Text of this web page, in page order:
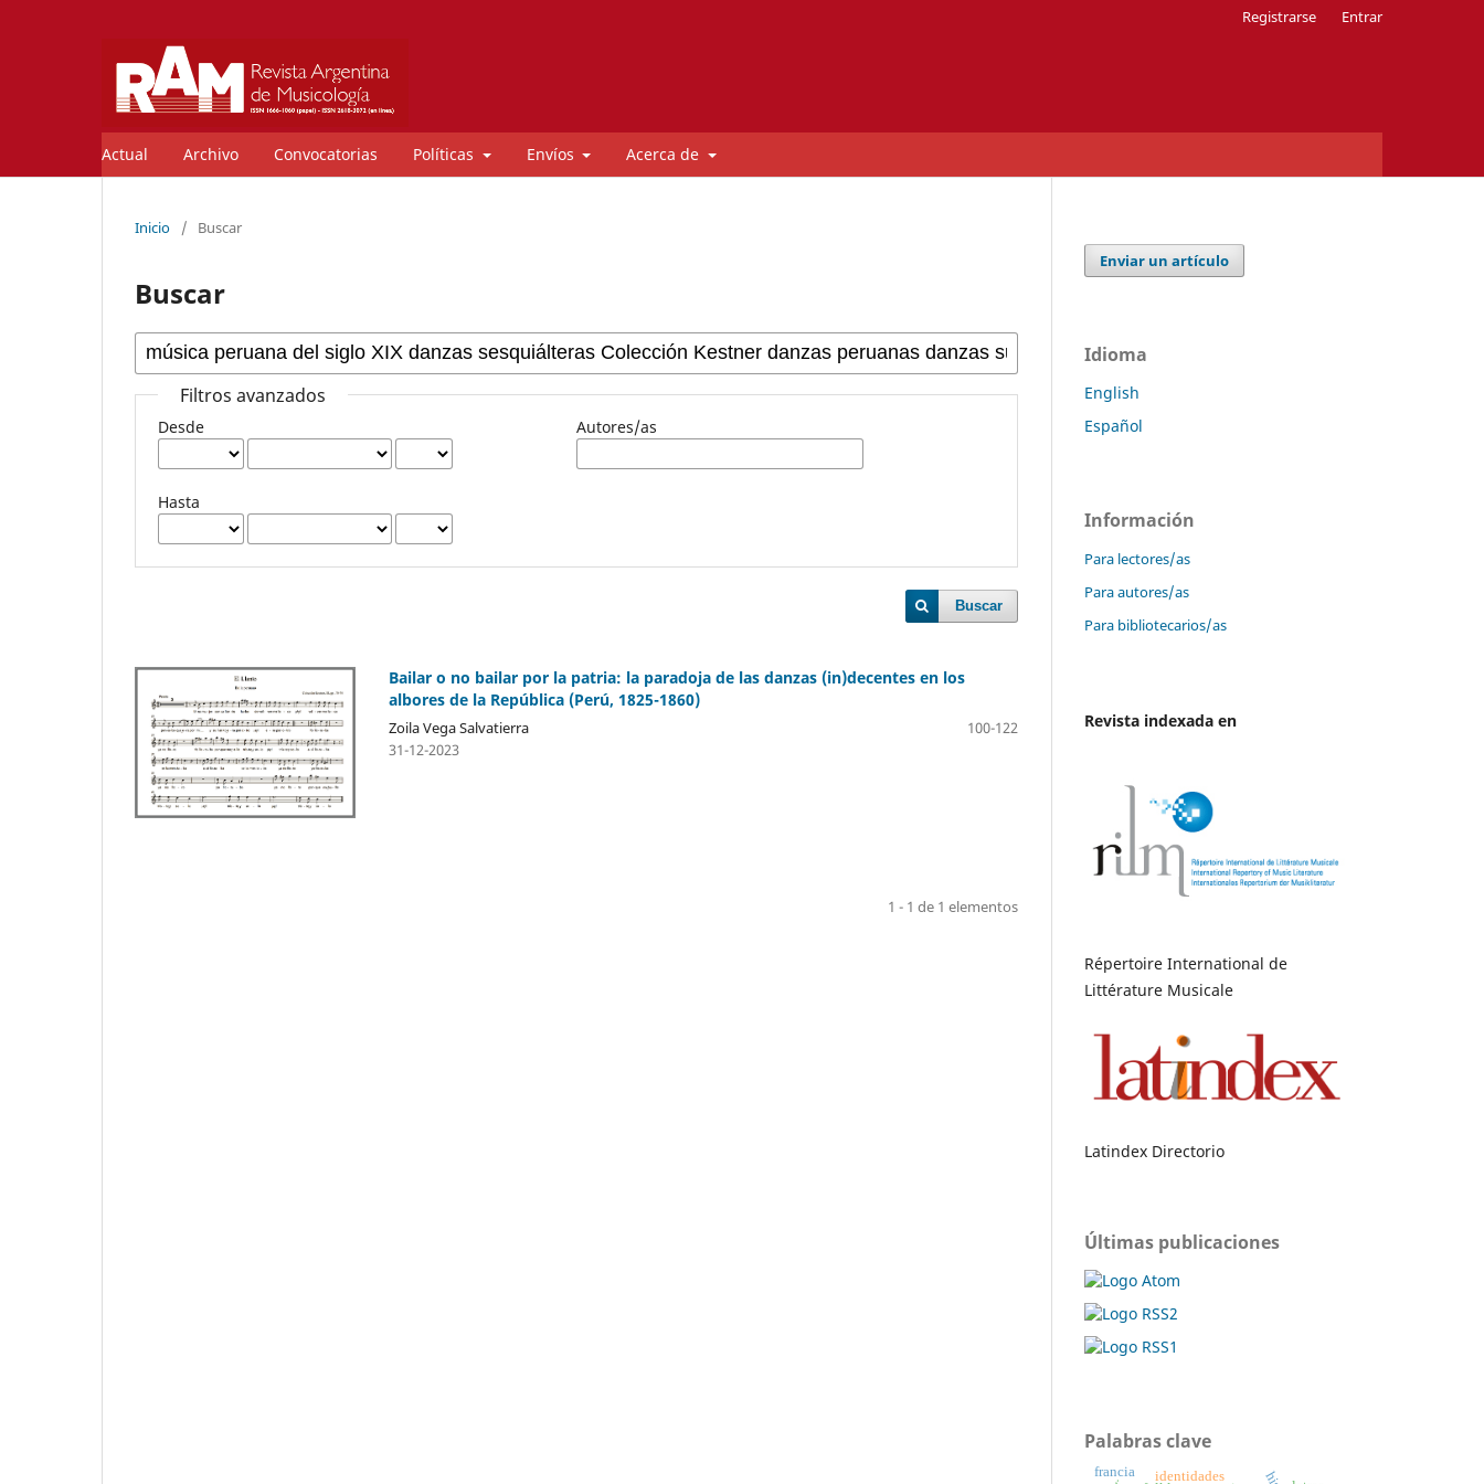
Actual Archivo Convocatorias Políticas Envíos Acerca de
Registrarse Entrar
Inicio / Buscar
Buscar
Filtros avanzados
Desde
Hasta
Autores/as
Buscar
Bailar o no bailar por la patria: la paradoja de las danzas (in)decentes en los
albores de la República (Perú, 1825-1860)
Zoila Vega Salvatierra
100-122
31-12-2023
1 - 1 de 1 elementos
Enviar un artículo
Idioma
English
Español
Información
Para lectores/as
Para autores/as
Para bibliotecarios/as
Revista indexada en
Répertoire International de
Littérature Musicale
Latindex Directorio
Últimas publicaciones
Palabras clave
identidades
francia